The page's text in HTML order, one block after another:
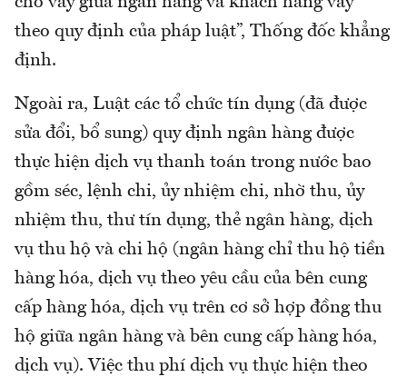
theo quy định của pháp luật”, Thống đốc khẳng
định.
Ngoài ra, Luật các tổ chức tín dụng (đã được
sửa đổi, bổ sung) quy định ngân hàng được
thực hiện dịch vụ thanh toán trong nước bao
gồm séc, lệnh chi, ủy nhiệm chi, nhờ thu, ủy
nhiệm thu, thư tín dụng, thẻ ngân hàng, dịch
vụ thu hộ và chi hộ (ngân hàng chỉ thu hộ tiền
hàng hóa, dịch vụ theo yêu cầu của bên cung
cấp hàng hóa, dịch vụ trên cơ sở hợp đồng thu
hộ giữa ngân hàng và bên cung cấp hàng hóa,
dịch vụ). Việc thu phí dịch vụ thực hiện theo